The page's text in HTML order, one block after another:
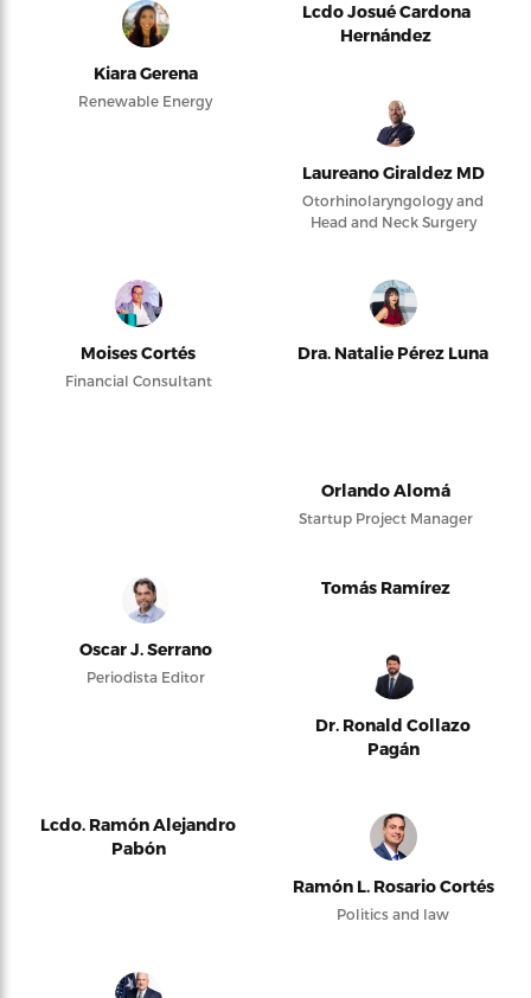
Kiara Gerena
Renewable Energy
Lcdo Josué Cardona
Hernández
Laureano Giraldez MD
Otorhinolaryngology and
Head and Neck Surgery
Moises Cortés
Financial Consultant
Dra. Natalie Pérez Luna
Orlando Alomá
Startup Project Manager
Oscar J. Serrano
Periodista Editor
Tomás Ramírez
Dr. Ronald Collazo
Pagán
Lcdo. Ramón Alejandro
Pabón
Ramón L. Rosario Cortés
Politics and law